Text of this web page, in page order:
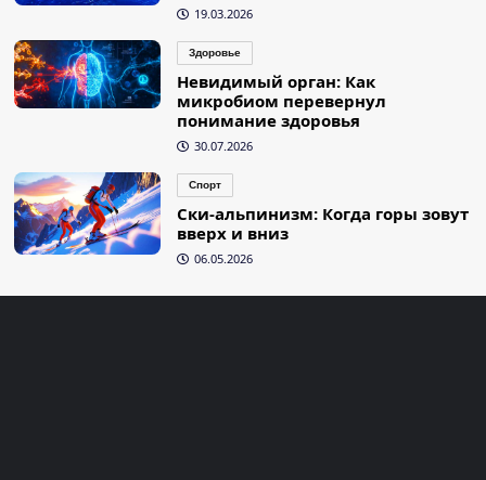
19.03.2026
Здоровье
Невидимый орган: Как
микробиом перевернул
понимание здоровья
30.07.2026
Спорт
Ски-альпинизм: Когда горы зовут
вверх и вниз
06.05.2026